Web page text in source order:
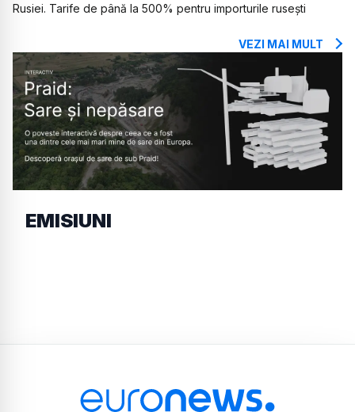
Rusiei. Tarife de până la 500% pentru importurile rusești
VEZI MAI MULT
EMISIUNI